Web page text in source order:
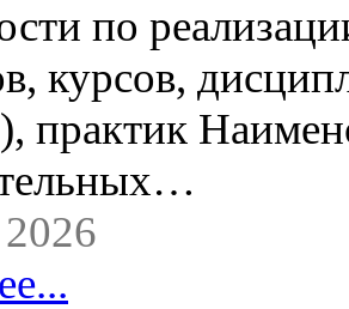
по
курсов,
практик